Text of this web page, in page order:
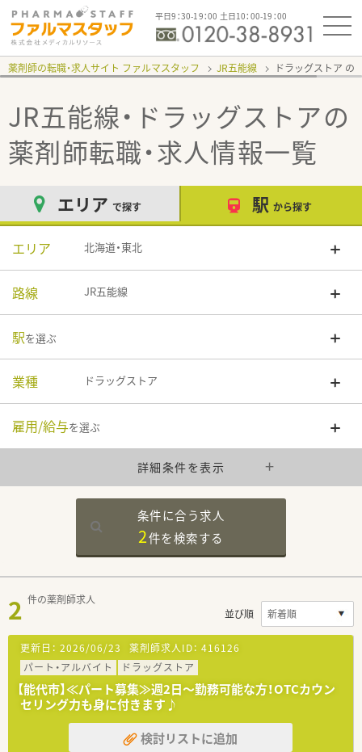
平日9：30-19：00 土日10：00-19：00
薬剤師の転職・求人サイト ファルマスタッフ JR五能線 ドラッグストア
JR五能線・ドラッグストアの
薬剤師転職・求人情報一覧
エリア で探す 駅 から探す
エリア 北海道・東北
路線 JR五能線
駅を選ぶ
業種 ドラッグストア
雇用/給与を選ぶ
詳細条件を表示
条件に合う求人
2件を検索する
2 件の薬剤師求人
並び順
更新日： 2026/06/23 薬剤師求人ID： 416126
パート・アルバイト
ドラッグストア
【能代市】≪パート募集≫週2日～勤務可能な方！OTCカウン
セリング力も身に付きます♪
検討リストに追加